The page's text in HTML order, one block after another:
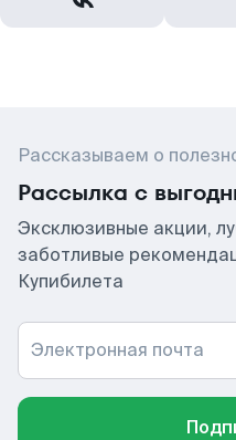
Рассказываем о
Рассылка с
Эксклюзивные акции,
заботливые
Купибилета
Электронная почта